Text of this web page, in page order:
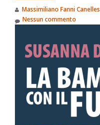
Massimiliano Fanni Canelles
Nessun commento